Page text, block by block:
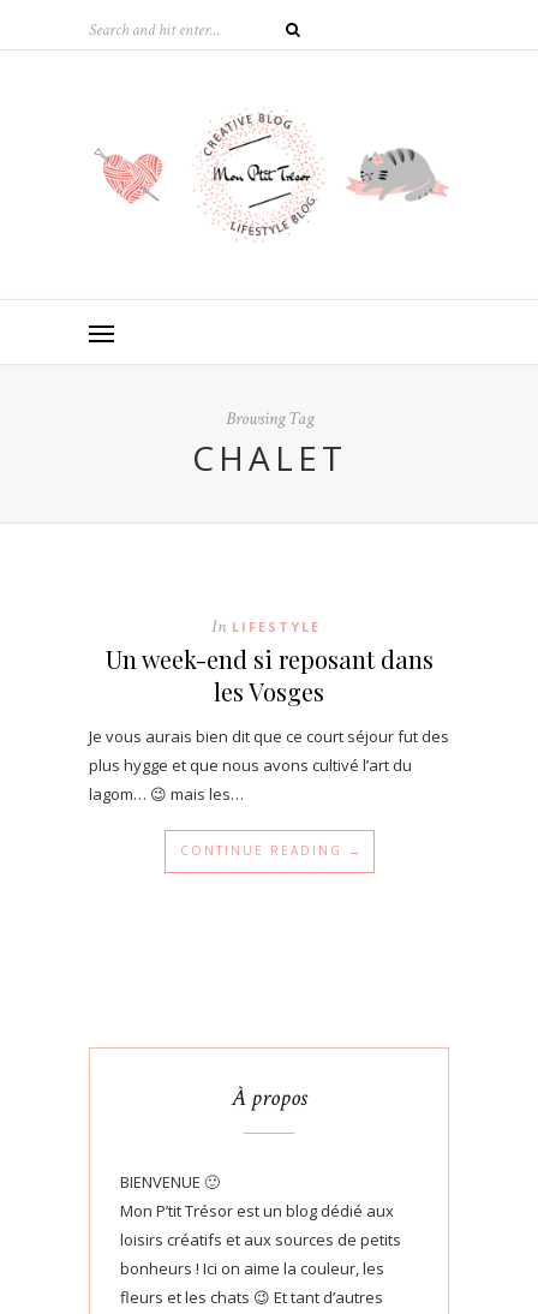
Browsing Tag
CHALET
In LIFESTYLE
Un week-end si reposant dans
les Vosges
Je vous aurais bien dit que ce court séjour fut des
plus hygge et que nous avons cultivé l’art du
lagom… 😉 mais les…
CONTINUE READING →
À propos
BIENVENUE 🙂
Mon P’tit Trésor est un blog dédié aux
loisirs créatifs et aux sources de petits
bonheurs ! Ici on aime la couleur, les
fleurs et les chats 😉 Et tant d’autres